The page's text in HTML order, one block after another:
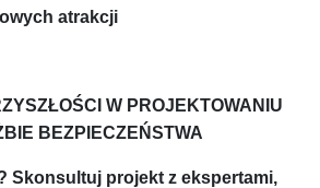
atrakcji
W PROJEKTOWANIU
BEZPIECZEŃSTWA
Skonsultuj projekt z ekspertami,